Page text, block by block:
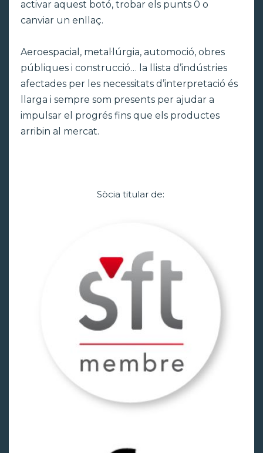
activar aquest botó, trobar els punts 0 o
canviar un enllaç.
Aeroespacial, metal·lúrgia, automoció, obres
públiques i construcció… la llista d’indústries
afectades per les necessitats d’interpretació és
llarga i sempre som presents per ajudar a
impulsar el progrés fins que els productes
arribin al mercat.
Sòcia titular de: